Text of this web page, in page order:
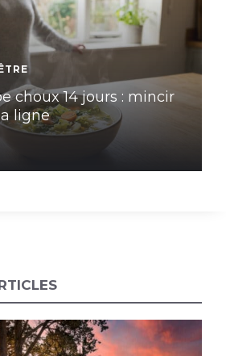
choux 14 jours : mincir
ligne